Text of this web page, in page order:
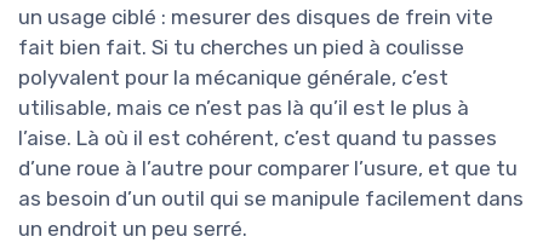
un usage ciblé : mesurer des disques de frein vite
fait bien fait. Si tu cherches un pied à coulisse
polyvalent pour la mécanique générale, c’est
utilisable, mais ce n’est pas là qu’il est le plus à
l’aise. Là où il est cohérent, c’est quand tu passes
d’une roue à l’autre pour comparer l’usure, et que tu
as besoin d’un outil qui se manipule facilement dans
un endroit un peu serré.